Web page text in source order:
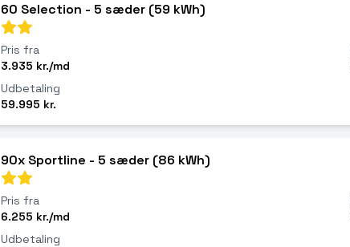
60 Selection - 5 sæder (59 kWh)
Pris fra
3.935 kr./md
Udbetaling
59.995 kr.
90x Sportline - 5 sæder (86 kWh)
Pris fra
6.255 kr./md
Udbetaling